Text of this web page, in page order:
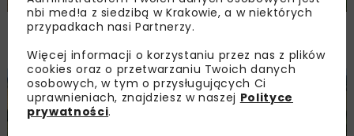
Remont nawierzchni na węzłach A4.
DROGI INWESTYCJE WIADOMOŚCI
nbi med!a z siedzibą w Krakowie, a w niektórych
przypadkach nasi Partnerzy.
Więcej informacji o korzystaniu przez nas z plików
cookies oraz o przetwarzaniu Twoich danych
osobowych, w tym o przysługujących Ci
uprawnieniach, znajdziesz w naszej Polityce
prywatności.